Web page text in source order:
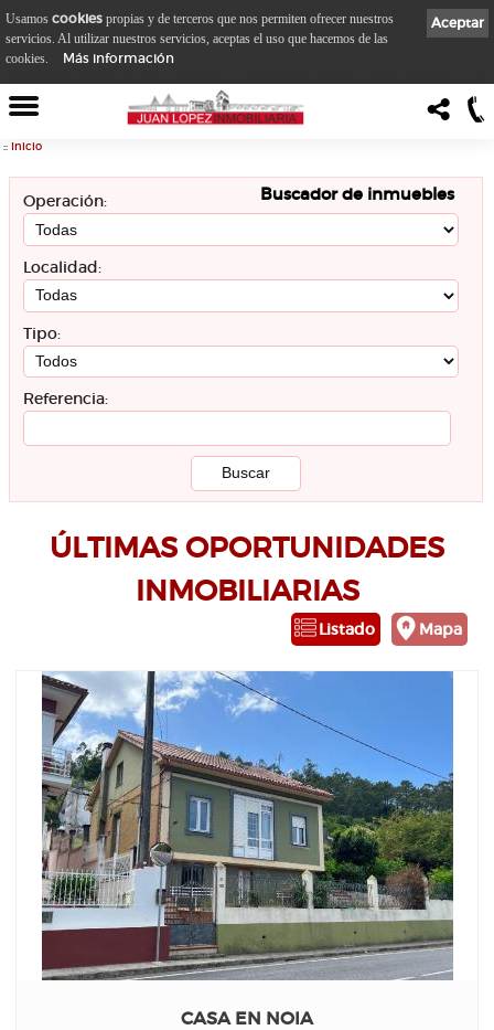
:: Inicio
Buscador de inmuebles
Operación:
Localidad:
Tipo:
Referencia:
ÚLTIMAS OPORTUNIDADES
INMOBILIARIAS
Mapa
Listado
CASA EN NOIA
Aceptar
Usamos cookies propias y de terceros que nos permiten ofrecer nuestros
servicios. Al utilizar nuestros servicios, aceptas el uso que hacemos de las
cookies.
Más información